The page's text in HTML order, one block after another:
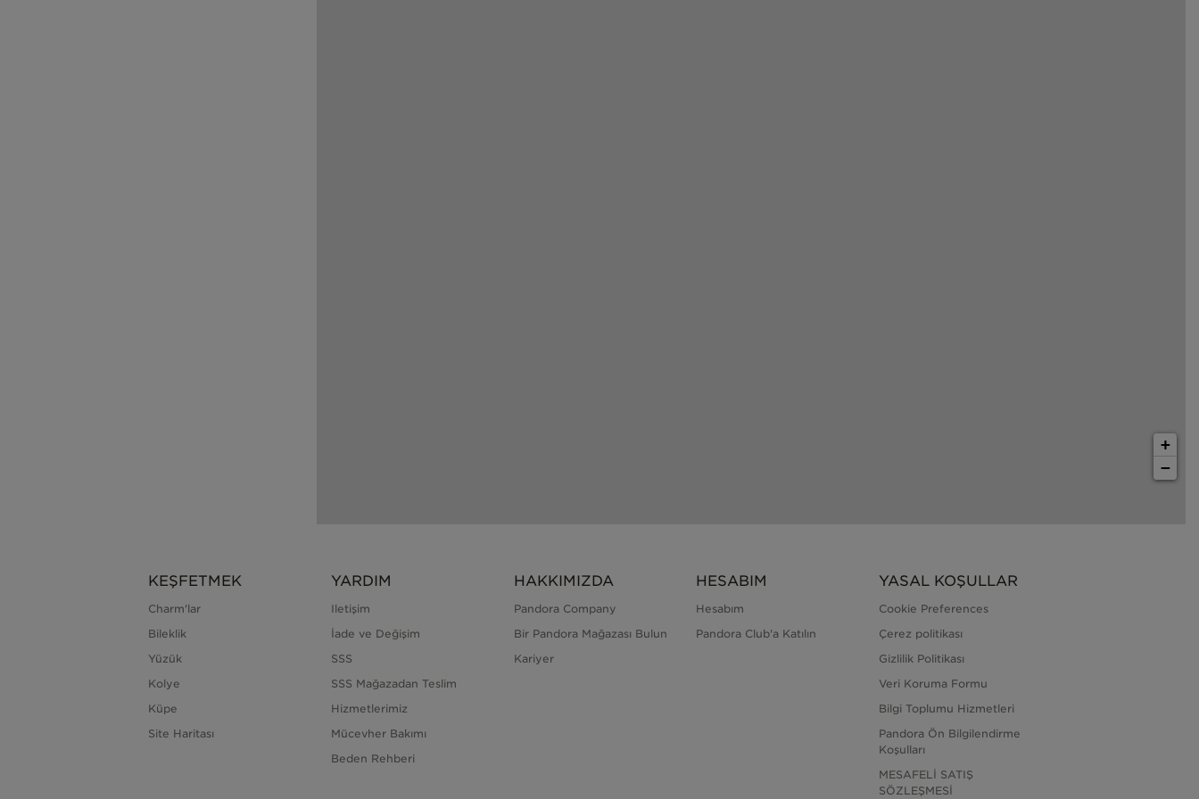
+
−
KEŞFETMEK
Charm'lar
Bileklik
Yüzük
Kolye
Küpe
Site Haritası
YARDIM
Iletişim
İade ve Değişim
SSS
SSS Mağazadan Teslim
Hizmetlerimiz
Mücevher Bakımı
Beden Rehberi
HAKKIMIZDA
Pandora Company
Bir Pandora Mağazası Bulun
Kariyer
HESABIM
Hesabım
Pandora Club'a Katılın
YASAL KOŞULLAR
Cookie Preferences
Çerez politikası
Gizlilik Politikası
Veri Koruma Formu
Bilgi Toplumu Hizmetleri
Pandora Ön Bilgilendirme
Koşulları
MESAFELİ SATIŞ
SÖZLEŞMESİ